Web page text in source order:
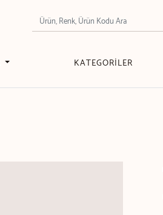
KATEGORİLER